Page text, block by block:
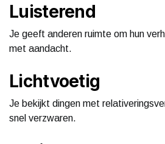
Luisterend
Je geeft anderen ruimte om hun
met aandacht.
Lichtvoetig
Je bekijkt dingen met
snel verzwaren.